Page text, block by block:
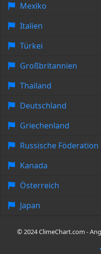
Mexiko
Italien
Türkei
Großbritannien
Thailand
Deutschland
Griechenland
Russische Föderation
Kanada
Österreich
Japan
© 2024 ClimeChart.com -